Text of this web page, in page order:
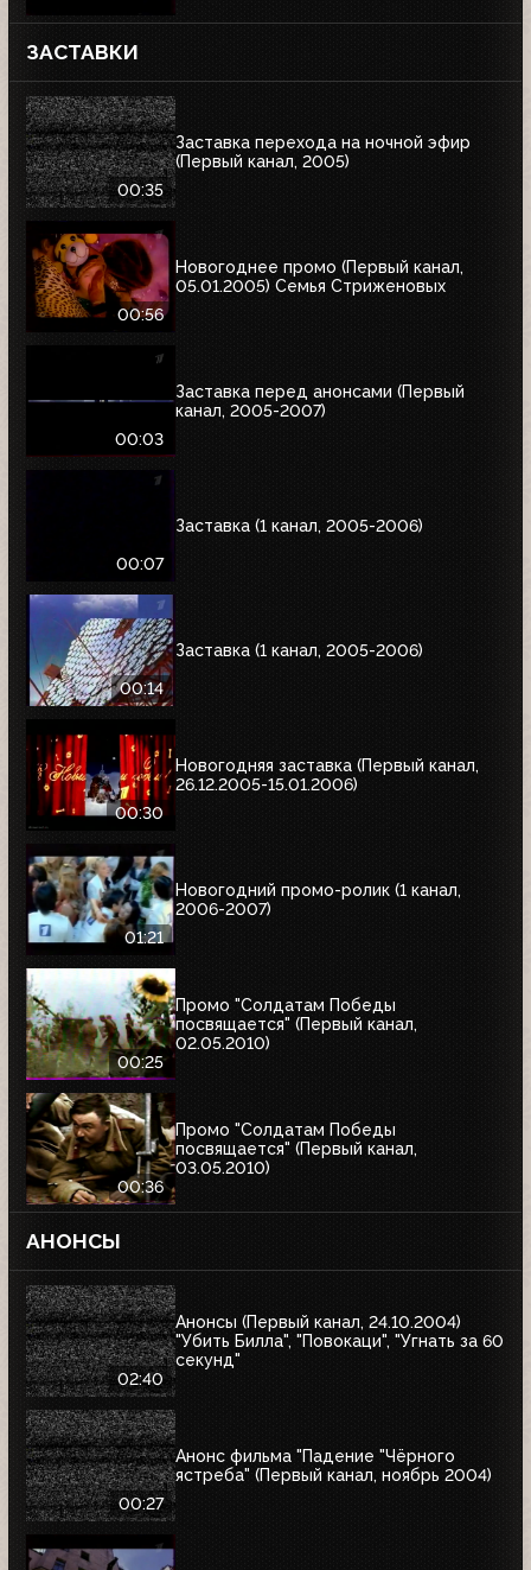
ЗАСТАВКИ
00:35
Заставка перехода на ночной эфир
(Первый канал, 2005)
00:56
Новогоднее промо (Первый канал,
05.01.2005) Семья Стриженовых
00:03
Заставка перед анонсами (Первый
канал, 2005-2007)
00:07
Заставка (1 канал, 2005-2006)
00:14
Заставка (1 канал, 2005-2006)
00:30
Новогодняя заставка (Первый канал,
26.12.2005-15.01.2006)
01:21
Новогодний промо-ролик (1 канал,
2006-2007)
00:25
Промо "Солдатам Победы
посвящается" (Первый канал,
02.05.2010)
00:36
Промо "Солдатам Победы
посвящается" (Первый канал,
03.05.2010)
АНОНСЫ
02:40
Анонсы (Первый канал, 24.10.2004)
"Убить Билла", "Повокаци", "Угнать за 60
секунд"
00:27
Анонс фильма "Падение "Чёрного
ястреба" (Первый канал, ноябрь 2004)